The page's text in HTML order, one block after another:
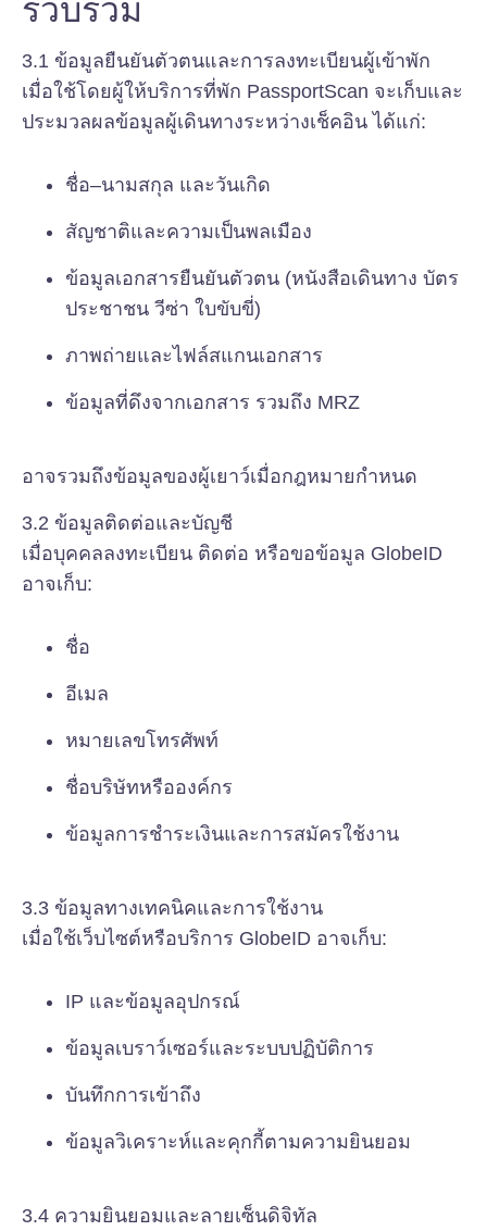
รวบรวม
3.1 ข้อมูลยืนยันตัวตนและการลงทะเบียนผู้เข้าพัก
เมื่อใช้โดยผู้ให้บริการที่พัก PassportScan จะเก็บและ
ประมวลผลข้อมูลผู้เดินทางระหว่างเช็คอิน ได้แก่:
ชื่อ–นามสกุล และวันเกิด
สัญชาติและความเป็นพลเมือง
ข้อมูลเอกสารยืนยันตัวตน (หนังสือเดินทาง บัตร
ประชาชน วีซ่า ใบขับขี่)
ภาพถ่ายและไฟล์สแกนเอกสาร
ข้อมูลที่ดึงจากเอกสาร รวมถึง MRZ
อาจรวมถึงข้อมูลของผู้เยาว์เมื่อกฎหมายกำหนด
3.2 ข้อมูลติดต่อและบัญชี
เมื่อบุคคลลงทะเบียน ติดต่อ หรือขอข้อมูล GlobeID
อาจเก็บ:
ชื่อ
อีเมล
หมายเลขโทรศัพท์
ชื่อบริษัทหรือองค์กร
ข้อมูลการชำระเงินและการสมัครใช้งาน
3.3 ข้อมูลทางเทคนิคและการใช้งาน
เมื่อใช้เว็บไซต์หรือบริการ GlobeID อาจเก็บ:
IP และข้อมูลอุปกรณ์
ข้อมูลเบราว์เซอร์และระบบปฏิบัติการ
บันทึกการเข้าถึง
ข้อมูลวิเคราะห์และคุกกี้ตามความยินยอม
3.4 ความยินยอมและลายเซ็นดิจิทัล